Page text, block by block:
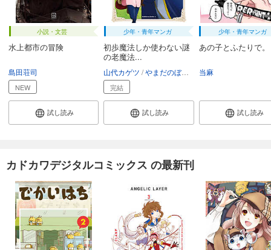
小説・文芸
水上都市の冒険
島田荘司
NEW
試し読み
少年・青年マンガ
初歩魔法しか使わない謎
の老魔法...
山代カゲツ やまだのぼる にじまあるく
完結
試し読み
少年・青年マンガ
あの子とふたりで
当麻
試し読み
カドカワデジタルコミックス の最新刊